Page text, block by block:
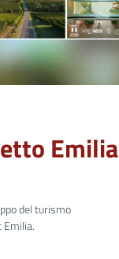
Emilia
del turismo